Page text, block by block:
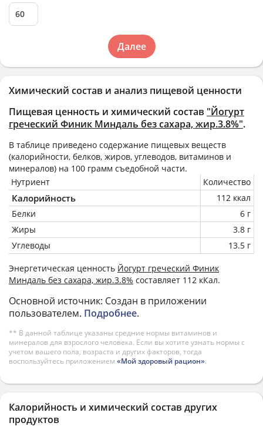
Химический состав и анализ пищевой ценности
Пищевая ценность и химический состав "Йогурт
греческий Финик Миндаль без сахара, жир.3.8%".
В таблице приведено содержание пищевых веществ
(калорийности, белков, жиров, углеводов, витаминов и
минералов) на 100 грамм съедобной части.
Нутриент
Количество
Калорийность
112 ккал
Белки
6 г
Жиры
3.8 г
Углеводы
13.5 г
Энергетическая ценность Йогурт греческий Финик
Миндаль без сахара, жир.3.8% составляет 112 кКал.
Основной источник: Создан в приложении
пользователем. Подробнее.
** В данной таблице указаны средние нормы витаминов и
минералов для взрослого человека. Если вы хотите узнать нормы с
учетом вашего пола, возраста и других факторов, тогда
воспользуйтесь приложением «Мой здоровый рацион».
Далее
Калорийность и химический состав других
продуктов